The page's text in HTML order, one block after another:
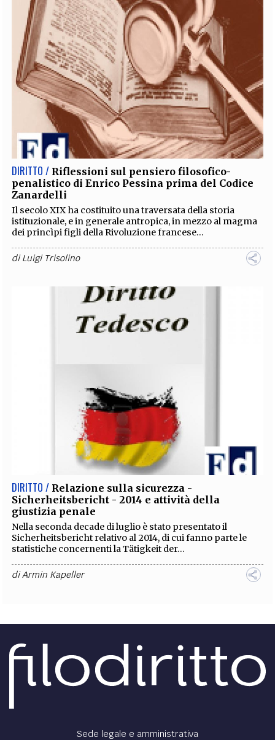
DIRITTO / Riflessioni sul pensiero filosofico-
penalistico di Enrico Pessina prima del Codice
Zanardelli
Il secolo XIX ha costituito una traversata della storia
istituzionale, e in generale antropica, in mezzo al magma
dei princìpi figli della Rivoluzione francese...
diLuigi Trisolino
DIRITTO / Relazione sulla sicurezza -
Sicherheitsbericht - 2014 e attività della
giustizia penale
Nella seconda decade di luglio è stato presentato il
Sicherheitsbericht relativo al 2014, di cui fanno parte le
statistiche concernenti la Tätigkeit der...
diArmin Kapeller
Sede legale e amministrativa